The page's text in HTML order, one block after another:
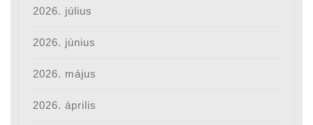
2026. július
2026. június
2026. május
2026. április